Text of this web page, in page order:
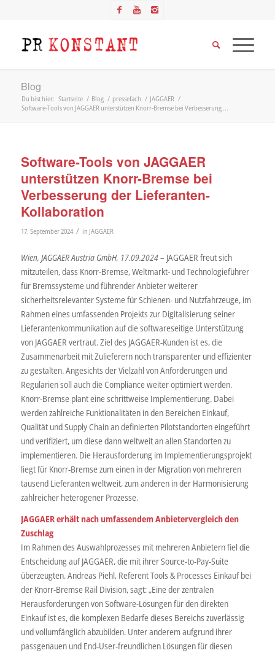
Blog
Du bist hier: Startseite / Blog / pressefach / JAGGAER /
Software-Tools von JAGGAER unterstützen Knorr-Bremse bei Verbesserung ...
Software-Tools von JAGGAER
unterstützen Knorr-Bremse bei
Verbesserung der Lieferanten-
Kollaboration
17. September 2024 / in JAGGAER
Wien, JAGGAER Austria GmbH, 17.09.2024 – JAGGAER freut sich
mitzuteilen, dass Knorr-Bremse, Weltmarkt- und Technologieführer
für Bremssysteme und führender Anbieter weiterer
sicherheitsrelevanter Systeme für Schienen- und Nutzfahrzeuge, im
Rahmen eines umfassenden Projekts zur Digitalisierung seiner
Lieferantenkommunikation auf die softwareseitige Unterstützung
von JAGGAER vertraut. Ziel des JAGGAER-Kunden ist es, die
Zusammenarbeit mit Zulieferern noch transparenter und effizienter
zu gestalten. Angesichts der Vielzahl von Anforderungen und
Regularien soll auch die Compliance weiter optimiert werden.
Knorr-Bremse plant eine schrittweise Implementierung. Dabei
werden zahlreiche Funktionalitäten in den Bereichen Einkauf,
Qualität und Supply Chain an definierten Pilotstandorten eingeführt
und verifiziert, um diese dann weltweit an allen Standorten zu
implementieren. Die Herausforderung im Implementierungsprojekt
liegt für Knorr-Bremse zum einen in der Migration von mehreren
tausend Lieferanten weltweit, zum anderen in der Harmonisierung
zahlreicher heterogener Prozesse.
JAGGAER erhält nach umfassendem Anbietervergleich den
Zuschlag
Im Rahmen des Auswahlprozesses mit mehreren Anbietern fiel die
Entscheidung auf JAGGAER, die mit ihrer Source-to-Pay-Suite
überzeugten. Andreas Piehl, Referent Tools & Processes Einkauf bei
der Knorr-Bremse Rail Division, sagt: „Eine der zentralen
Herausforderungen von Software-Lösungen für den direkten
Einkauf ist es, die komplexen Bedarfe dieses Bereichs zuverlässig
und vollumfänglich abzubilden. Unter anderem aufgrund ihrer
passgenauen und End-User-freundlichen Lösungen für diesen